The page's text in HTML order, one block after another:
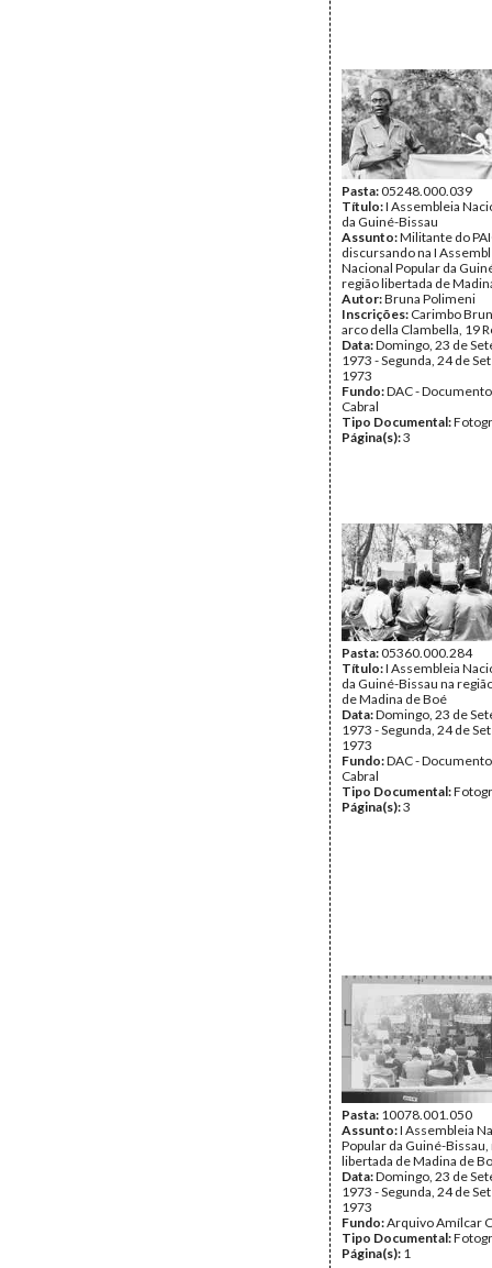
Pasta:05248.000.039
Título:I Assembleia
da Guiné-Bissau
Assunto:Militante do
discursando na I
Nacional Popular da
região libertada de
Autor:Bruna Polimeni
Inscrições: Carimbo
arco della Clambella, 19
Data:Domingo, 23 de
1973 - Segunda, 24 de
1973
Fundo:DAC -
Cabral
Tipo Documental:
Página(s):3
Pasta:05360.000.284
Título:I Assembleia
da Guiné-Bissau na
de Madina de Boé
Data:Domingo, 23 de
1973 - Segunda, 24 de
1973
Fundo:DAC -
Cabral
Tipo Documental:
Página(s):3
Pasta: 10078.001.050
Assunto:I Assembleia
Popular da Guiné-Bissau,
libertada de Madina de
Data:Domingo, 23 de
1973 - Segunda, 24 de
1973
Fundo:Arquivo Amílcar
Tipo Documental:
Página(s): 1